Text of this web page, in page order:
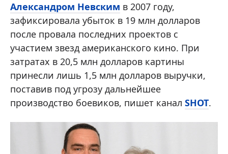
Александром Невским в 2007 году,
зафиксировала убыток в 19 млн долларов
после провала последних проектов с
участием звезд американского кино. При
затратах в 20,5 млн долларов картины
принесли лишь 1,5 млн долларов выручки,
поставив под угрозу дальнейшее
производство боевиков, пишет канал SHOT.